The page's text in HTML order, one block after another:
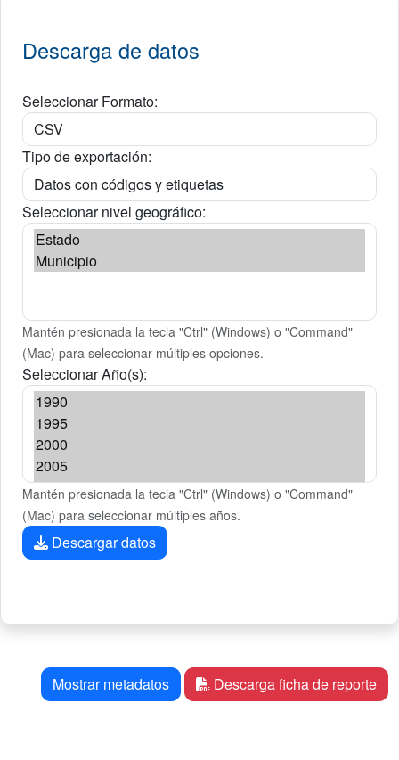
Descarga de datos
Seleccionar Formato:
Tipo de exportación:
Seleccionar nivel geográfico:
Mantén presionada la tecla "Ctrl" (Windows) o "Command"
(Mac) para seleccionar múltiples opciones.
Seleccionar Año(s):
Mantén presionada la tecla "Ctrl" (Windows) o "Command"
(Mac) para seleccionar múltiples años.
Descargar datos
Mostrar metadatos Descarga ficha de reporte